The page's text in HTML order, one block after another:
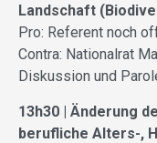
Landschaft
Pro: Referent noch
Contra: Nationalrat
Diskussion und
13h30 | Änderung
berufliche Alters-,